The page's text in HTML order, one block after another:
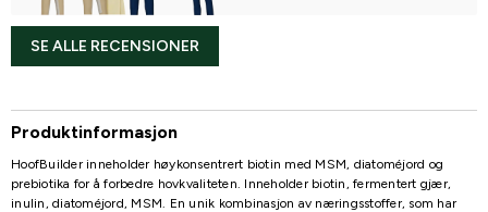
SE ALLE RECENSIONER
Produktinformasjon
HoofBuilder inneholder høykonsentrert biotin med MSM, diatoméjord og
prebiotika for å forbedre hovkvaliteten. Inneholder biotin, fermentert gjær,
inulin, diatoméjord, MSM. En unik kombinasjon av næringsstoffer, som har